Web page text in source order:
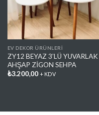
EV DEKOR ÜRÜNLERİ
ZY12 BEYAZ 3’LÜ YUVARLAK
AHŞAP ZİGON SEHPA
₺3.200,00 + KDV